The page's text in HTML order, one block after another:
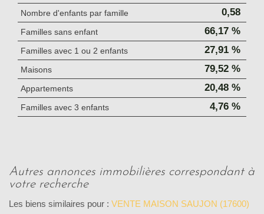
Nombre d'enfants par famille 0,58
Familles sans enfant 66,17 %
Familles avec 1 ou 2 enfants 27,91 %
Maisons 79,52 %
Appartements 20,48 %
Familles avec 3 enfants 4,76 %
autres annonces immobilières correspondant à
votre recherche
Les biens similaires pour : VENTE MAISON SAUJON (17600)